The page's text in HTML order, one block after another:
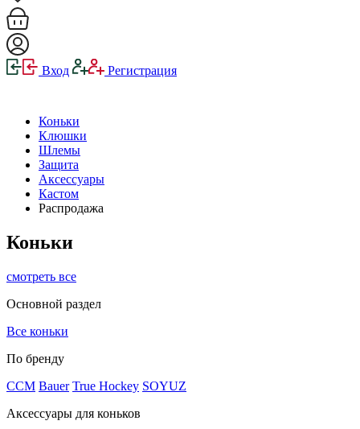
Вход Регистрация
Коньки
Клюшки
Шлемы
Защита
Аксессуары
Кастом
Распродажа
Коньки
смотреть все
Основной раздел
Все коньки
По бренду
ССМ Bauer True Hockey SOYUZ
Аксессуары для коньков